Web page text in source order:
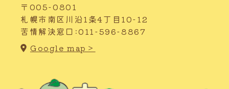
〒005-0801
札幌市南区川沿1条4丁目10-12
苦情解決窓口:011-596-8867
Google map＞